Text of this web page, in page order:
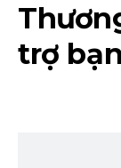
trợ bạn